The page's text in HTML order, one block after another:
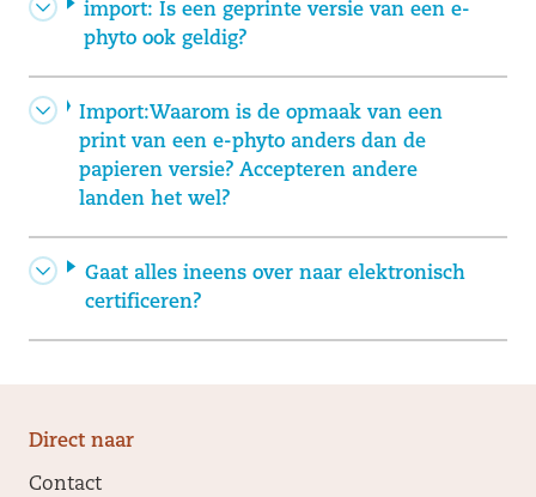
import: Is een geprinte versie van een e-
phyto ook geldig?
Import:Waarom is de opmaak van een
print van een e-phyto anders dan de
papieren versie? Accepteren andere
landen het wel?
Gaat alles ineens over naar elektronisch
certificeren?
Direct naar
Contact